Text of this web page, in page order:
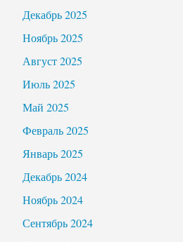
Декабрь 2025
Ноябрь 2025
Август 2025
Июль 2025
Май 2025
Февраль 2025
Январь 2025
Декабрь 2024
Ноябрь 2024
Сентябрь 2024